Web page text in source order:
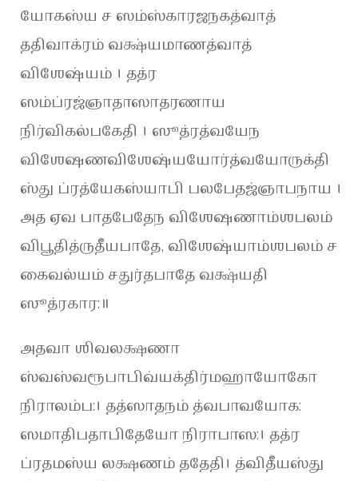
யோகஸ்ய ச ஸம்ஸ்காரஜநகத்வாத்
ததிவாக்ரம் வக்ஷ்யமாணத்வாத்
விஶேஷ்யம் । தத்ர
ஸம்ப்ரஜ்ஞாதாஸாதரணாய
நிர்விகல்பகேதி । ஸூத்ரத்வயேந
விஶேஷணவிஶேஷ்யயோர்த்வயோருக்தி
ஸ்து ப்ரத்யேகஸ்யாபி பலபேதஜ்ஞாபநாய ।
அத ஏவ பாதபேதேந விஶேஷணாம்ஶபலம்
விபூதித்ருதீயபாதே, விஶேஷ்யாம்ஶபலம் ச
கைவல்யம் சதுர்தபாதே வக்ஷ்யதி
ஸூத்ரகார:॥
அதவா ஶிவலக்ஷணா
ஸ்வஸ்வரூபாபிவ்யக்திர்மஹாயோகோ
நிராலம்ப:। தத்ஸாதநம் த்வபாவயோக:
ஸமாதிபதாபிதேயோ நிராபாஸ:। தத்ர
ப்ரதமஸ்ய லக்ஷணம் ததேதி। த்விதீயஸ்து